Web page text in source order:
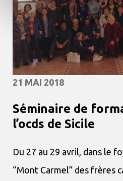
21 MAI 2018
Séminaire de
l’ocds de Sicile
Du 27 au 29 avril, dans le
“Mont Carmel” des frères